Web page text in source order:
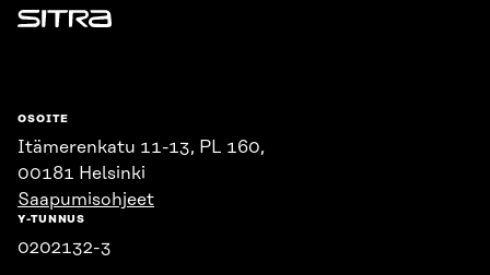
Sitra
OSOITE
Itämerenkatu 11-13, PL 160,
00181 Helsinki
Saapumisohjeet
Y-TUNNUS
0202132-3